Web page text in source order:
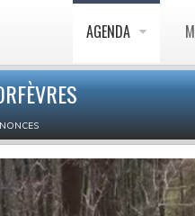
AGENDA